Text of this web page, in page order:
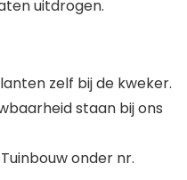
uitdrogen.
zelf bij de kweker.
staan bij ons
onder nr.